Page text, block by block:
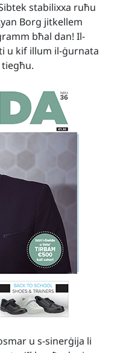
stabilixxa ruħu
Borg jitkellem
bħal dan! Il-
u kif illum il-ġurnata
u s-sinerġija li